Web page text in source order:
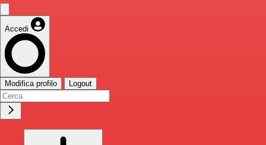
Accedi
Modifica profilo Logout